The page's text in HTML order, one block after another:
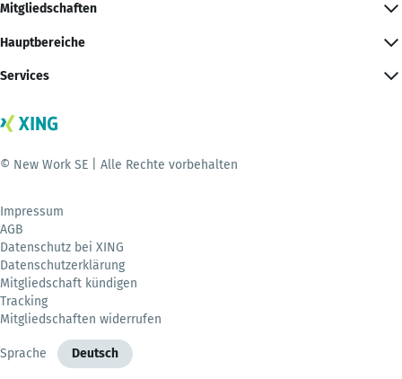
Mitgliedschaften
Hauptbereiche
Services
© New Work SE | Alle Rechte vorbehalten
Impressum
AGB
Datenschutz bei XING
Datenschutzerklärung
Mitgliedschaft kündigen
Tracking
Mitgliedschaften widerrufen
Sprache Deutsch